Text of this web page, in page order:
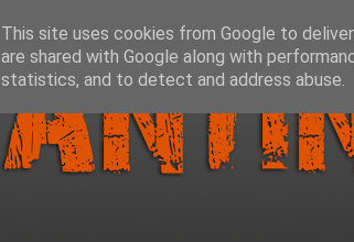
This site uses cookies from Google to
are shared with Google along with
statistics, and to detect and address abuse.